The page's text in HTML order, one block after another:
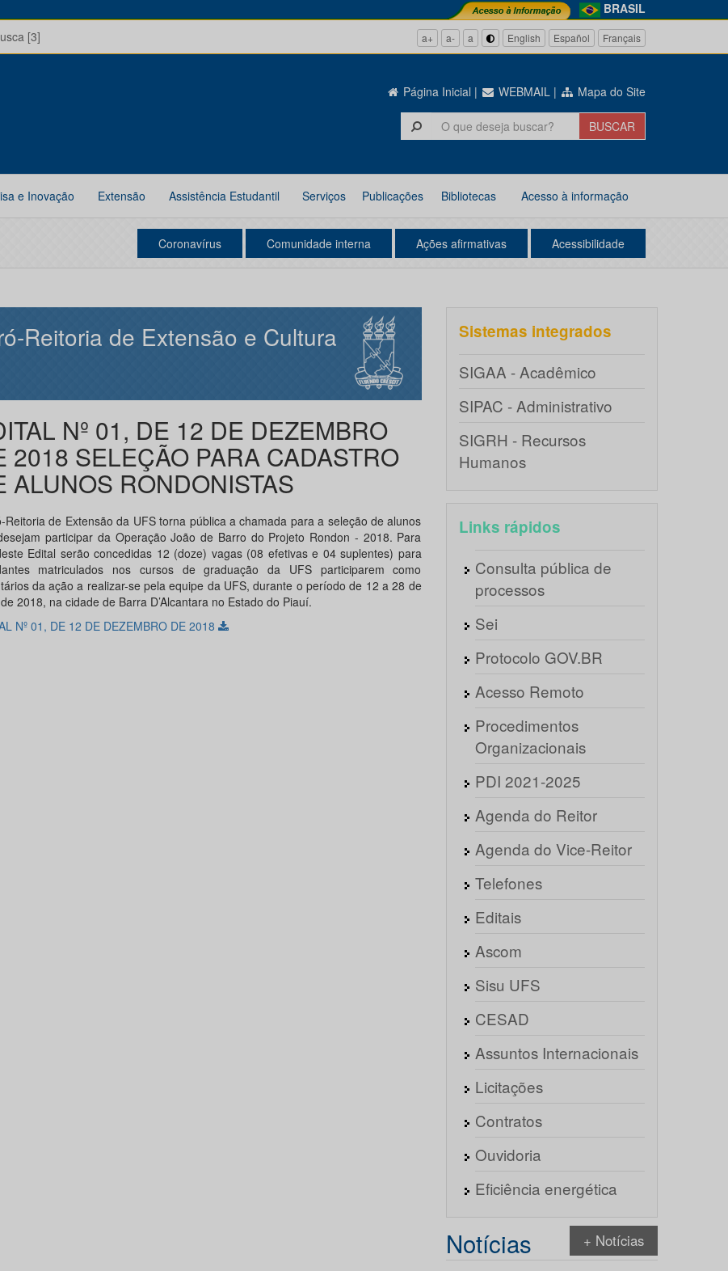
BRASIL
[3] a+ a- a English Español Français
Página Inicial | WEBMAIL | Mapa do Site
e Inovação Extensão Assistência Estudantil Serviços Publicações Bibliotecas Acesso à informação
Coronavírus Comunidade interna Ações afirmativas Acessibilidade
Reitoria de Extensão e Cultura
Nº 01, DE 12 DE DEZEMBRO
2018 SELEÇÃO PARA CADASTRO
ALUNOS RONDONISTAS
Reitoria de Extensão da UFS torna pública a chamada para a seleção de alunos
participar da Operação João de Barro do Projeto Rondon - 2018. Para
Edital serão concedidas 12 (doze) vagas (08 efetivas e 04 suplentes) para
matriculados nos cursos de graduação da UFS participarem como
da ação a realizar-se pela equipe da UFS, durante o período de 12 a 28 de
2018, na cidade de Barra D’Alcantara no Estado do Piauí.
Nº 01, DE 12 DE DEZEMBRO DE 2018
Sistemas integrados
SIGAA - Acadêmico
SIPAC - Administrativo
SIGRH - Recursos
Humanos
Links rápidos
Consulta pública de
processos
Sei
Protocolo GOV.BR
Acesso Remoto
Procedimentos
Organizacionais
PDI 2021-2025
Agenda do Reitor
Agenda do Vice-Reitor
Telefones
Editais
Ascom
Sisu UFS
CESAD
Assuntos Internacionais
Licitações
Contratos
Ouvidoria
Eficiência energética
Notícias + Notícias